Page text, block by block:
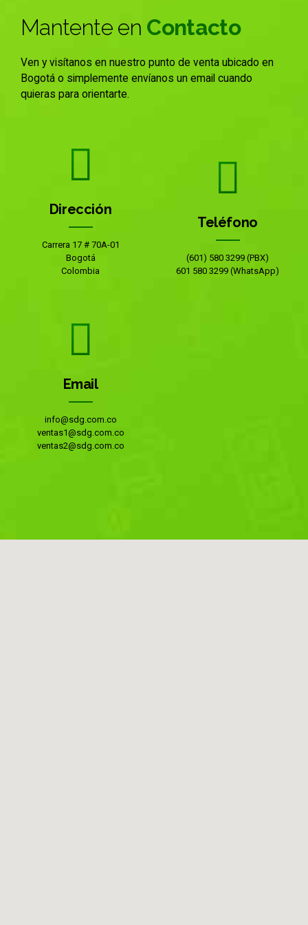
Mantente en Contacto
Ven y visítanos en nuestro punto de venta ubicado en
Bogotá o simplemente envíanos un email cuando
quieras para orientarte.
Dirección
Carrera 17 # 70A-01
Bogotá
Colombia
Teléfono
(601) 580 3299 (PBX)
601 580 3299 (WhatsApp)
Email
info@sdg.com.co
ventas1@sdg.com.co
ventas2@sdg.com.co